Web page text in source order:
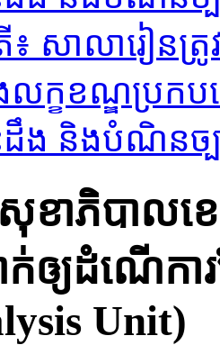
៖ សាលារៀនត្
ក្ខខណ្ឌប្រក
ដឹង និងបំណិនច្
សុខាភិបាលខ
ក់ឲ្យដំណើក
Unit)